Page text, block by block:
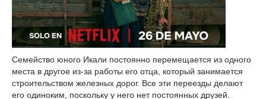
Семейство юного Икали постоянно перемещается из одного
места в другое из-за работы его отца, который занимается
строительством железных дорог. Все эти переезды делают
его одиноким, поскольку у него нет постоянных друзей.